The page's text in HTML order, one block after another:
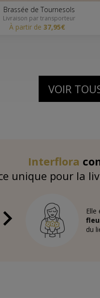
Brassée de Tournesols
Livraison par transporteur
à partir de 37,95€
VOIR
Interflora
unique pour la
du